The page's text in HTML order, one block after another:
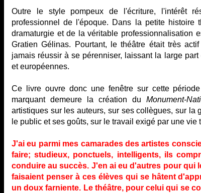
Outre le style pompeux de l'écriture, l'intérêt
professionnel de l'époque. Dans la petite
dramaturgie et de la véritable professionnalisation
Gratien Gélinas. Pourtant, le théâtre était très
jamais réussir à se pérenniser, laissant la large
et européennes.
Ce livre ouvre donc une fenêtre sur cette
marquant demeure la création du Monument-
artistiques sur les auteurs, sur ses collègues, sur la
le public et ses goûts, sur le travail exigé par une vie
J'ai eu parmi mes camarades des artistes
faire; studieux, ponctuels, intelligents, ils
conduire au succès. J'en ai eu d'autres pour qui
faisaient penser à ces élèves qui se hâtent
un doux farniente. Le théâtre, pour celui qui se